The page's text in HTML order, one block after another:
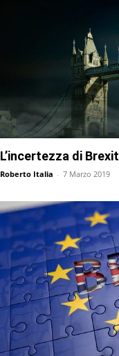
L’incertezza di Brexit
Roberto Italia - 7 Marzo 2019